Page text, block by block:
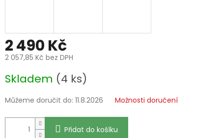
2 490 Kč
2 057,85 Kč bez DPH
cena:
Skladem (4 ks)
Můžeme doručit do: 11.8.2026 Možnosti doručení
Přidat do košíku